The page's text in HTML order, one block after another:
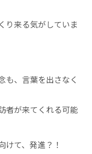
り来る気がしていま
も、言葉を出さなく
者が来てくれる可能
けて、発進？！